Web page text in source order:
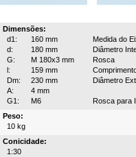
Dimensões:
d1:
160 mm
Medida do
d:
180 mm
Diâmetro
G:
M 180x3 mm
Rosca
l:
159 mm
Dm:
230 mm
Diâmetro
A:
4 mm
G1:
M6
Rosca para
Peso:
10 kg
Conicidade:
1:30